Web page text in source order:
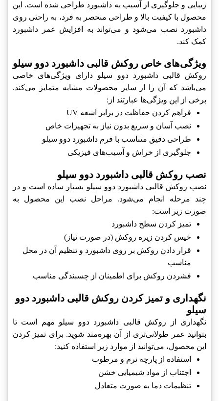
زیبایی و جلوگیری از آسیب به داشبورد طراحی شده است. این
محصول با کیفیت بالا و طراحی منحصر به فرد، به راحتی روی
داشبورد نصب می‌شود و می‌تواند به افزایش عمر داشبورد
کمک کند.
ویژگی‌های خاص روکش قالبی داشبورد دوو سیلو
روکش قالبی داشبورد دوو سیلو دارای ویژگی‌های خاصی
می‌باشد که آن را از سایر محصولات مشابه متمایز می‌کند.
برخی از این ویژگی‌ها عبارتند از:
فراهم کردن حفاظت در برابر اشعه UV
نصب آسان و سریع بدون نیاز به تجهیزات خاص
طراحی دقیق متناسب با فرم داشبورد دوو سیلو
جلوگیری از خراش و آسیب‌های فیزیکی
نصب روکش قالبی داشبورد دوو سیلو
نصب روکش قالبی داشبورد دوو سیلو بسیار ساده است و در
چند مرحله انجام می‌شود. مراحل نصب این محصول به
صورت زیر است:
تمیز کردن سطح داشبورد
خیس کردن زیره روکش (در صورت نیاز)
قرار دادن روکش بر روی داشبورد و تنظیم آن در محل
مناسب
فشردن روکش برای اطمینان از چسبندگی مناسب
نگهداری و تمیز کردن روکش قالبی داشبورد دوو
سیلو
نگهداری از روکش قالبی داشبورد دوو سیلو مهم است تا
بتوانید عمر طولانی‌تری از آن بهره‌مند شوید. برای تمیز کردن
این محصول، می‌توانید از موارد زیر استفاده کنید:
استفاده از پارچه نرم و مرطوب
اجتناب از مواد شیمیایی خشن
تنظیمات دما به صورت متعادل